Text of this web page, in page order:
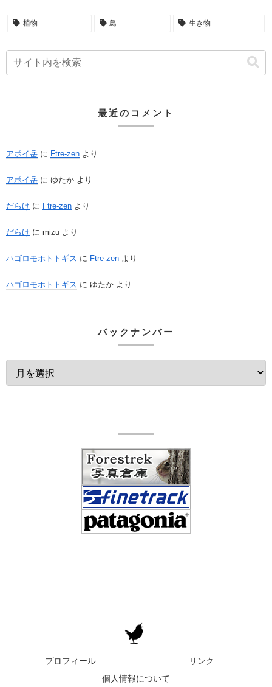
植物 鳥 生き物
最近のコメント
アポイ岳 に Ftre-zen より
アポイ岳 に ゆたか より
だらけ に Ftre-zen より
だらけ に mizu より
ハゴロモホトトギス に Ftre-zen より
ハゴロモホトトギス に ゆたか より
バックナンバー
プロフィール
リンク
個人情報について